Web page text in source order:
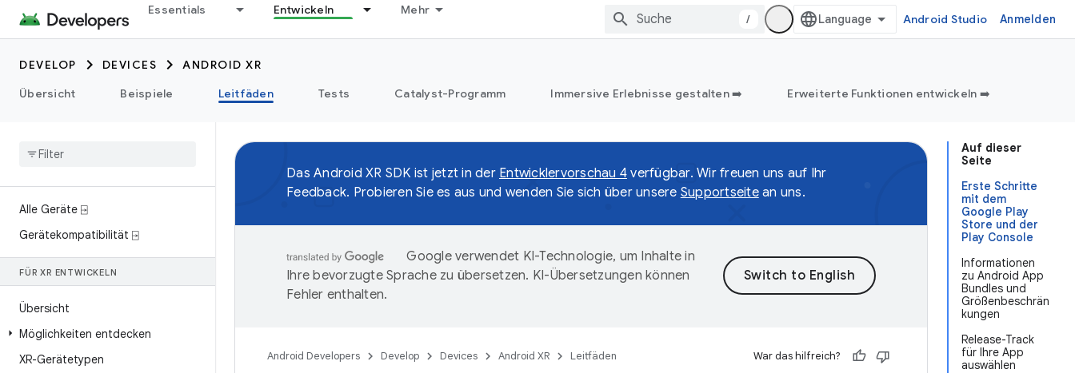
Essentials Entwickeln Mehr
/ Android Studio Anmelden
DEVELOP DEVICES
ANDROID XR
Übersicht
Beispiele Leitfäden Tests Catalyst-Programm Immersive Erlebnisse gestalten ➡️ Erweiterte Funktionen entwickeln ➡️
Alle Geräte ⍈
Gerätekompatibilität ⍈
FÜR XR ENTWICKELN
Übersicht
Möglichkeiten entdecken
XR-Gerätetypen
Auf dieser
Seite
Erste Schritte
mit dem
Google Play
Store und der
Play Console
Informationen
zu Android App
Bundles und
Größenbeschrän
kungen
Release-Track
für Ihre App
auswählen
Das Android XR SDK ist jetzt in der Entwicklervorschau 4 verfügbar. Wir freuen uns auf Ihr
Feedback. Probieren Sie es aus und wenden Sie sich über unsere Supportseitean uns.
Google verwendet KI-Technologie, um Inhalte in
Ihre bevorzugte Sprache zu übersetzen. KI-Übersetzungen können
Fehler enthalten.
Android Developers Develop Devices Android XR Leitfäden War das hilfreich?